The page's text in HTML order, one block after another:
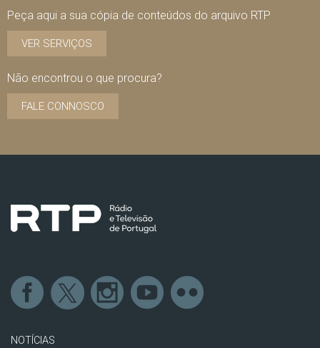
Peça aqui a sua cópia de conteúdos do arquivo RTP
VER SERVIÇOS
Não encontrou o que procura?
FALE CONNOSCO
NOTÍCIAS